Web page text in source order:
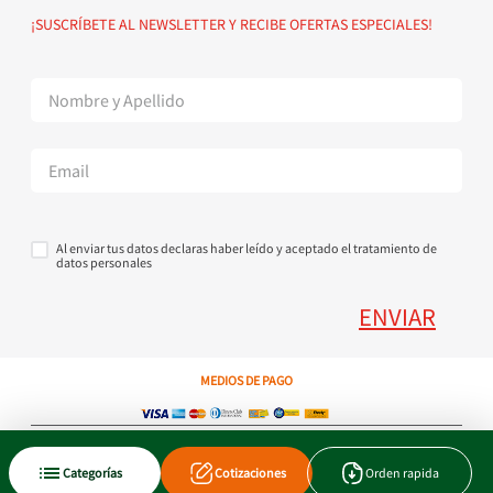
Categorías Cotizaciones Orden rapida
Suscribete al Newsletter
Superintendencia de Industria y Comercio
¡SUSCRÍBETE AL NEWSLETTER Y RECIBE OFERTAS ESPECIALES!
Al enviar tus datos declaras haber leído y aceptado el tratamiento de
datos personales
ENVIAR
MEDIOS DE PAGO
Copyright © 2023 JEN SA. Derechos Reservados. Util.com.co.